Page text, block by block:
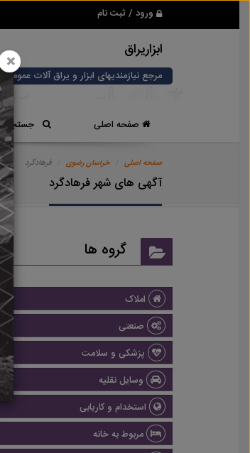
ورود / ثبت نام
ابزاریراق
مرجع نیازمندیهای ابزار و یراق آلات عمومی
صفحه اصلی
صفحه اصلی خراسان رضوی فرهادگرد
آگهی های شهر فرهادگرد
گروه ها
املاک
صنعتی
پزشکی و سلامت
وسایل نقلیه
استخدام و کاریابی
مربوط به خانه
×